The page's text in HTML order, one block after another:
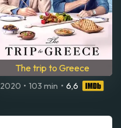
The trip to Greece
2020 • 103 min • 6,6